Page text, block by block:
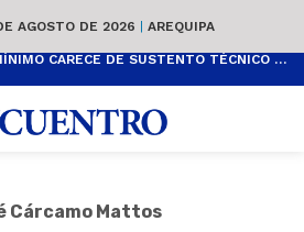
AGOSTO DE 2026 | AREQUIPA
AUMENTO DEL SUELDO MÍNIMO CARECE DE SUSTENTO TÉCNICO Y ES POPULISTA
Cárcamo Mattos